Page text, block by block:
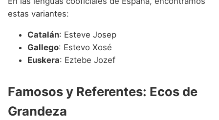
estas variantes:
Catalán: Esteve Josep
Gallego: Estevo Xosé
Euskera: Eztebe Jozef
Famosos y Referentes: Ecos de
Grandeza